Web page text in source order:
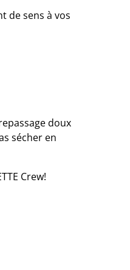
de sens à vos
doux
sécher en
Crew!